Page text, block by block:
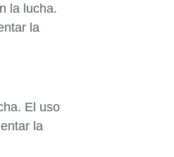
la lucha.
la
El uso
la